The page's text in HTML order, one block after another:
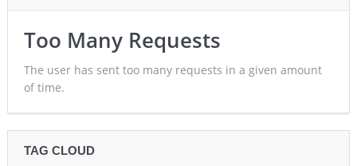
Too Many Requests
The user has sent too many requests in a given amount
of time.
TAG CLOUD